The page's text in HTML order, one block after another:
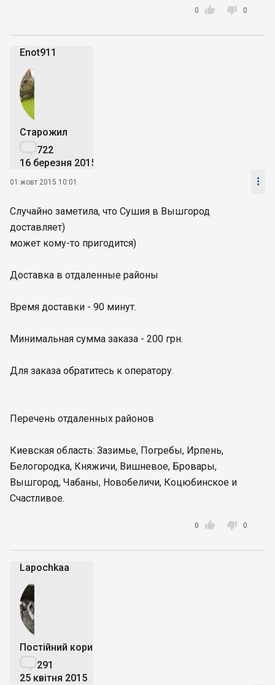

0  0
Enot911
Старожил
722
16 березня 2015
01 жовт 2015 10:01 
Случайно заметила, что Сушия в Вышгород
доставляет)
может кому-то пригодится)
Доставка в отдаленные районы
Время доставки - 90 минут.
Минимальная сумма заказа - 200 грн.
Для заказа обратитесь к оператору.
Перечень отдаленных районов
Киевская область: Зазимье, Погребы, Ирпень,
Белогородка, Княжичи, Вишневое, Бровары,
Вышгород, Чабаны, Новобеличи, Коцюбинское и
Счастливое.

0  0
Lapochkaa
Постійний користувач
291
25 квітня 2015